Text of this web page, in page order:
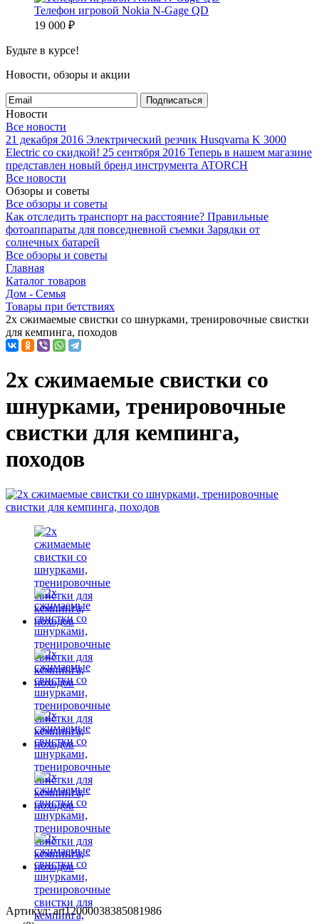
Телефон игровой Nokia N-Gage QD
19 000 ₽
Будьте в курсе!
Новости, обзоры и акции
Подписаться
Новости
Все новости
21 декабря 2016 Электрический резчик Husqvarna K 3000
Electric со скидкой! 25 сентября 2016 Теперь в нашем магазине
представлен новый бренд инструмента ATORCH
Все новости
Обзоры и советы
Все обзоры и советы
Как отследить транспорт на расстояние? Правильные
фотоаппараты для повседневной съемки Зарядки от
солнечных батарей
Все обзоры и советы
Главная
Каталог товаров
Дом - Семья
Товары при бетствиях
2x сжимаемые свистки со шнурками, тренировочные свистки
для кемпинга, походов
2x сжимаемые свистки со
шнурками, тренировочные
свистки для кемпинга,
походов
Артикул: art12000038385081986